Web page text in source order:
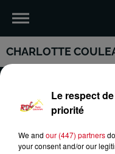
CHARLOTTE
Le respect
priorité
We and our (447) partners
your consent and/or our